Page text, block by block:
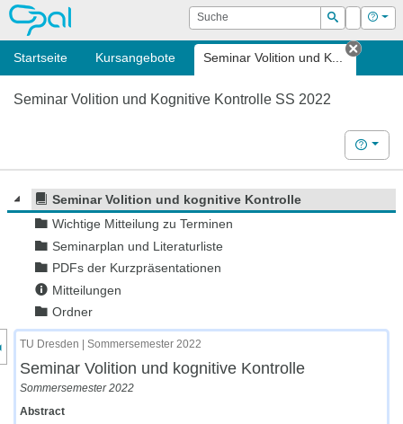
OPAL Suche
Suchen
Login Hilfe
Startseite Kursangebote Seminar Volition und K...
Tab
Seminar Volition und Kognitive Kontrolle SS 2022
Hilfe
Seminar Volition und kognitive Kontrolle
Wichtige Mitteilung zu Terminen
Seminarplan und Literaturliste
PDFs der Kurzpräsentationen
Mitteilungen
Ordner
des Kursmenüs
TU Dresden | Sommersemester 2022
Seminar Volition und kognitive Kontrolle
Sommersemester 2022
Abstract